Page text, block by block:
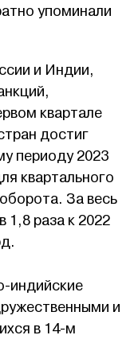
упоминали
и Индии,
квартале
достиг
периоду 2023
квартального
За весь
1,8 раза к 2022
индийские
и
в 14-м